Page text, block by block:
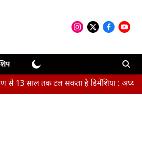
साल तक टल सकता है डिमेंशिया : अध्ययन